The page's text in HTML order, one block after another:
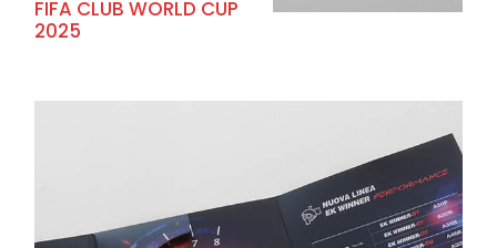
FIFA CLUB WORLD CUP
2025